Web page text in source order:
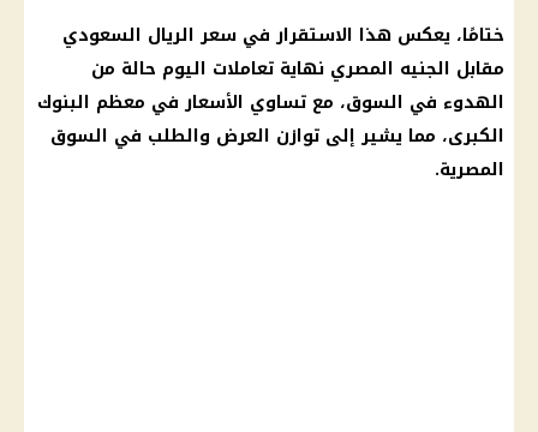
ختامًا، يعكس هذا الاستقرار في سعرالريال السعودي
مقابل الجنيه المصري نهاية تعاملات اليوم حالة من
الهدوء في السوق، مع تساوي الأسعارفي معظم البنوك
الكبرى، مما يشير إلى توازن العرض والطلب في السوق
المصرية.